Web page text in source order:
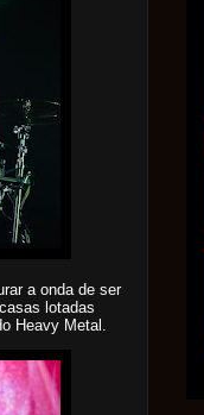
a onda de ser
lotadas
Heavy Metal.